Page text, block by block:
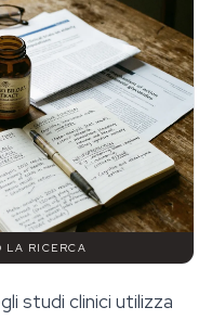
LA RICERCA
studi clinici utilizza